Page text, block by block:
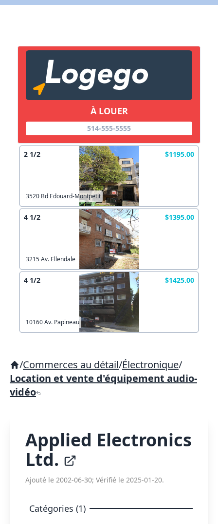
À LOUER
514-555-5555
2 1/2 $1195.00
3520 Bd Edouard-Montpetit
4 1/2 $1395.00
3215 Av. Ellendale
4 1/2 $1425.00
10160 Av. Papineau
/Commerces au détail/Électronique/
Location et vente d'équipement audio-
vidéo
Applied Electronics
Ltd.
Ajouté le 2002-06-30; Vérifié le 2025-01-20.
Catégories (1)
Lien vers inscription (sera inclus dans courriel)
Copier lien
X Fermer Envoyez
X Fermer